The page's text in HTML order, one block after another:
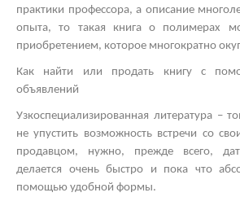
практики профессора, а описание
опыта, то такая книга о полимерах
приобретением, которое многократно
Как найти или продать книгу с
объявлений
Узкоспециализированная литература –
не упустить возможность встречи со
продавцом, нужно, прежде всего,
делается очень быстро и пока что
помощью удобной формы.